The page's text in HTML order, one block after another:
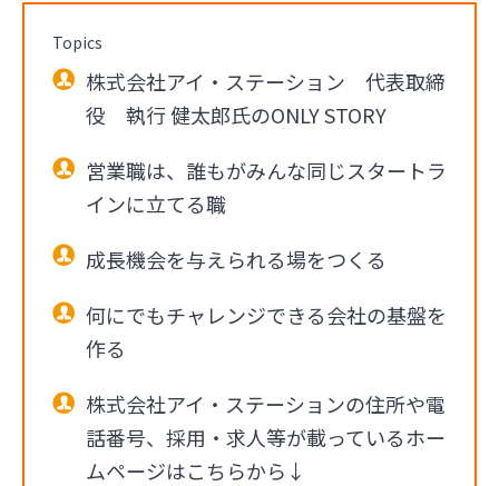
Topics
株式会社アイ・ステーション 代表取締
役 執行 健太郎氏のONLY STORY
営業職は、誰もがみんな同じスタートラ
インに立てる職
成長機会を与えられる場をつくる
何にでもチャレンジできる会社の基盤を
作る
株式会社アイ・ステーションの住所や電
話番号、採用・求人等が載っているホー
ムページはこちらから↓